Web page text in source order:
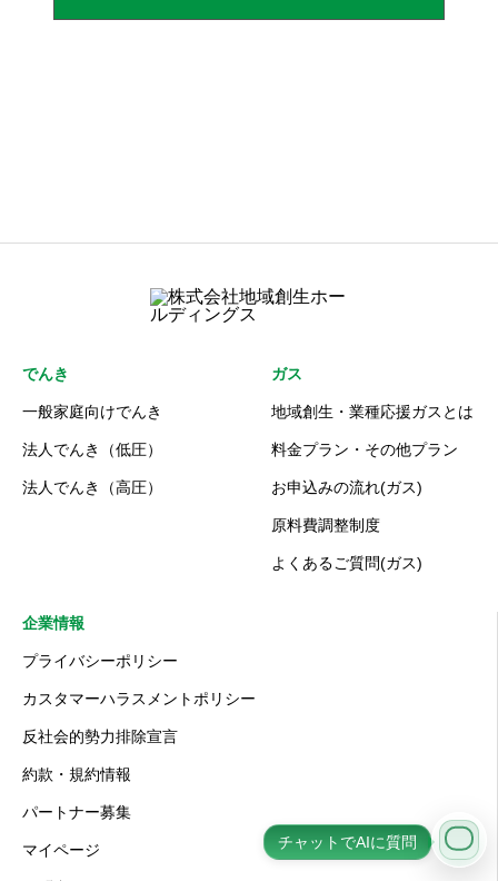
でんき
一般家庭向けでんき
法人でんき（低圧）
法人でんき（高圧）
ガス
地域創生・業種応援ガスとは
料金プラン・その他プラン
お申込みの流れ(ガス)
原料費調整制度
よくあるご質問(ガス)
企業情報
プライバシーポリシー
カスタマーハラスメントポリシー
反社会的勢力排除宣言
約款・規約情報
パートナー募集
マイページ チャットでAIに質問